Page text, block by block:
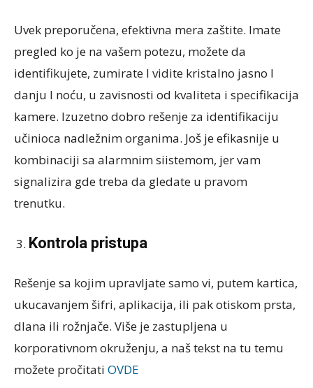
Uvek preporučena, efektivna mera zaštite. Imate
pregled ko je na vašem potezu, možete da
identifikujete, zumirate I vidite kristalno jasno I
danju I noću, u zavisnosti od kvaliteta i specifikacija
kamere. Izuzetno dobro rešenje za identifikaciju
učinioca nadležnim organima. Još je efikasnije u
kombinaciji sa alarmnim siistemom, jer vam
signalizira gde treba da gledate u pravom
trenutku.
Kontrola pristupa
Rešenje sa kojim upravljate samo vi, putem kartica,
ukucavanjem šifri, aplikacija, ili pak otiskom prsta,
dlana ili rožnjače. Više je zastupljena u
korporativnom okruženju, a naš tekst na tu temu
možete pročitati OVDE